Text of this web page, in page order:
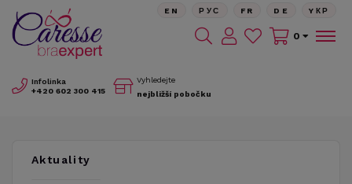
Infolinka
+420 602 300 415
Vyhledejte
nejbližší pobočku
EN РУС FR DE YКР
0
Aktuality